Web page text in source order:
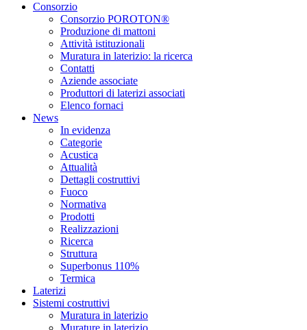
Consorzio
Consorzio POROTON®
Produzione di mattoni
Attività istituzionali
Muratura in laterizio: la ricerca
Contatti
Aziende associate
Produttori di laterizi associati
Elenco fornaci
News
In evidenza
Categorie
Acustica
Attualità
Dettagli costruttivi
Fuoco
Normativa
Prodotti
Realizzazioni
Ricerca
Struttura
Superbonus 110%
Termica
Laterizi
Sistemi costruttivi
Muratura in laterizio